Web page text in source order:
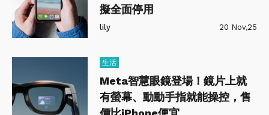
擬全面停用
lily 20 Nov,25
生活
Meta智慧眼鏡登場！鏡片上就
有螢幕、動動手指就能操控，售